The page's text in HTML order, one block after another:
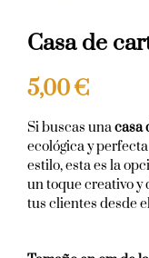
Casa de
5,00€
Si buscas unacasa
ecológica y
estilo, esta es la
un toque creativo y
tus clientes desde